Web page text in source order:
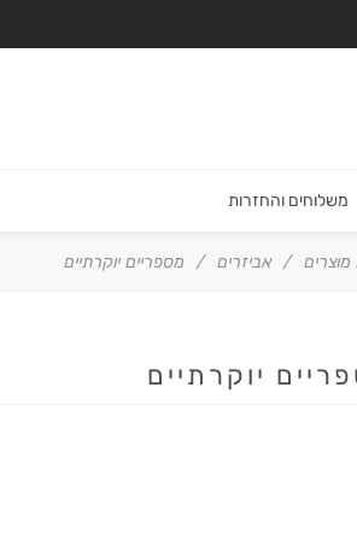
משלוחים והחזרות
מוצרים / אביזרים / מספריים יוקרתיים
יוקרתיים